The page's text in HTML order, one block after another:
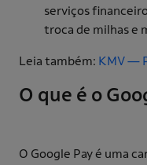
serviços
troca de milhas e
Leia também: KMV —
O que é o
O Google Pay é uma